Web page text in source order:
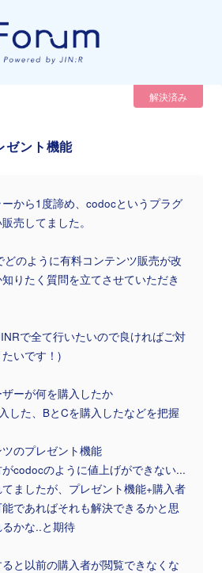
解決済み
ゼント機能
から1度諦め、codocというプラグ
売してました。
どのように有料コンテンツ販売が改
りたく質問を立てさせていただき
で全て行いたいので良ければご対
いです！)
ーが何を購入したか
した、BとCを購入したなどを把握
のプレゼント機能
codocのように値上げができない...
ましたが、プレゼント機能+購入者
であればそれも解決できるかと思
かな..と期待
と以前の購入者が閲覧できなくな